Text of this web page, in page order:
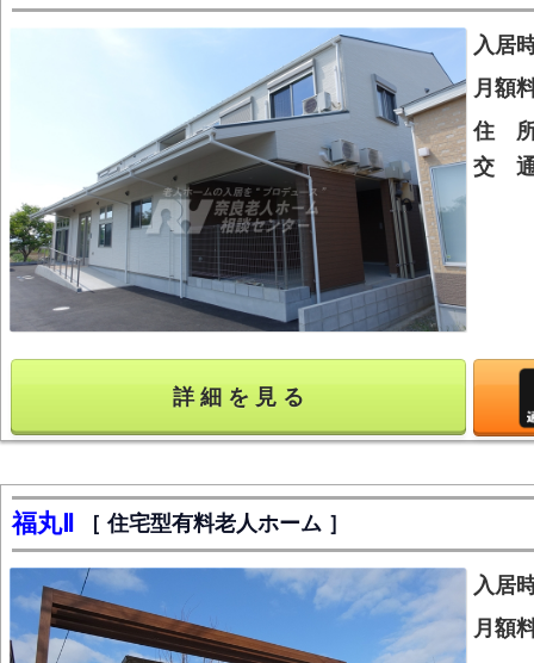
入居
月額
住
交
詳 細 を 見 る
福丸Ⅱ 住宅型有料老人ホーム
入居
月額